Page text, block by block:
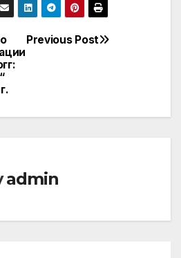
Previous Post
admin